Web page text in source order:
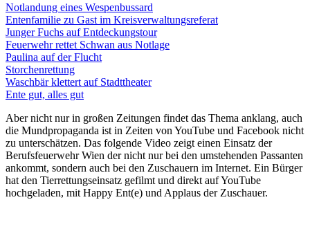
Notlandung eines Wespenbussard
Entenfamilie zu Gast im Kreisverwaltungsreferat
Junger Fuchs auf Entdeckungstour
Feuerwehr rettet Schwan aus Notlage
Paulina auf der Flucht
Storchenrettung
Waschbär klettert auf Stadttheater
Ente gut, alles gut
Aber nicht nur in großen Zeitungen findet das Thema anklang, auch
die Mundpropaganda ist in Zeiten von YouTube und Facebook nicht
zu unterschätzen. Das folgende Video zeigt einen Einsatz der
Berufsfeuerwehr Wien der nicht nur bei den umstehenden Passanten
ankommt, sondern auch bei den Zuschauern im Internet. Ein Bürger
hat den Tierrettungseinsatz gefilmt und direkt auf YouTube
hochgeladen, mit Happy Ent(e) und Applaus der Zuschauer.